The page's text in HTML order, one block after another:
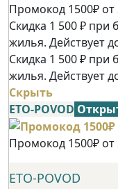
Промокод 1500₽ от
Скидка 1 500 ₽ при
жилья. Действует
Скидка 1 500 ₽ при
жилья. Действует
Скрыть
ETO-POVOD
Промокод 1500₽ от
ETO-POVOD